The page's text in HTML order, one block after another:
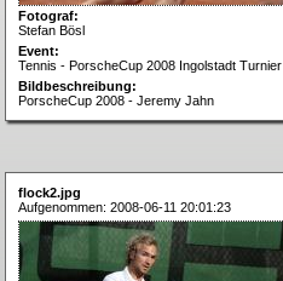
Fotograf:
Stefan Bösl
Event:
Tennis - PorscheCup 2008 Ingolstadt Turnier
Bildbeschreibung:
PorscheCup 2008 - Jeremy Jahn
flock2.jpg
Aufgenommen: 2008-06-11 20:01:23